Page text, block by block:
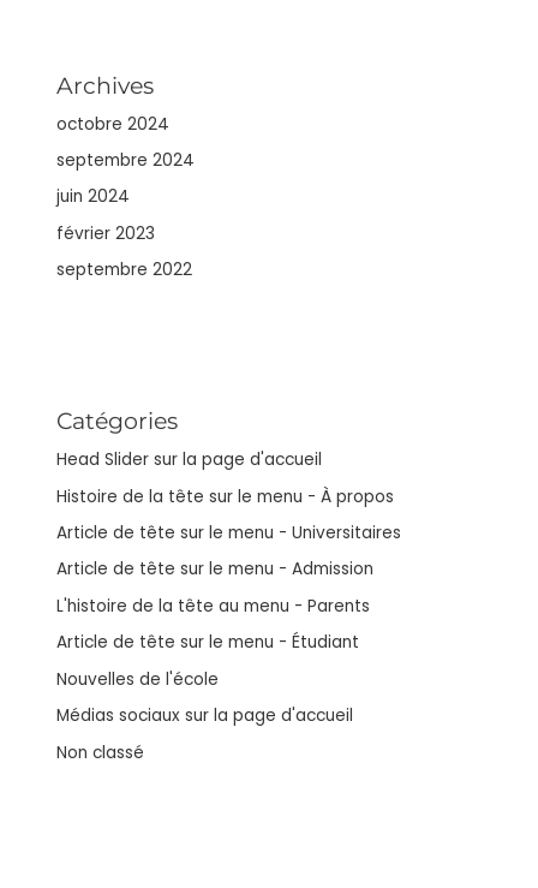
Archives
octobre 2024
septembre 2024
juin 2024
février 2023
septembre 2022
Catégories
Head Slider sur la page d'accueil
Histoire de la tête sur le menu - À propos
Article de tête sur le menu - Universitaires
Article de tête sur le menu - Admission
L'histoire de la tête au menu - Parents
Article de tête sur le menu - Étudiant
Nouvelles de l'école
Médias sociaux sur la page d'accueil
Non classé